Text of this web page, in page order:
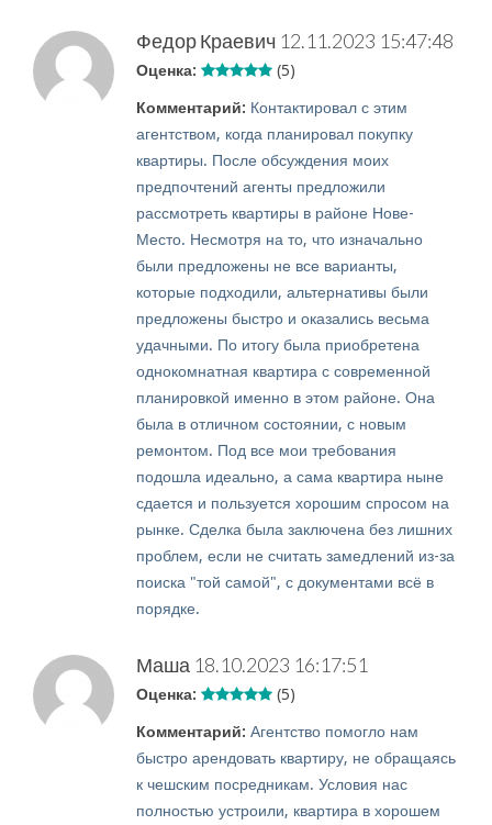
Федор Краевич 12.11.2023 15:47:48
Оценка: (5)
Комментарий: Контактировал с этим
агентством, когда планировал покупку
квартиры. После обсуждения моих
предпочтений агенты предложили
рассмотреть квартиры в районе Нове-
Место. Несмотря на то, что изначально
были предложены не все варианты,
которые подходили, альтернативы были
предложены быстро и оказались весьма
удачными. По итогу была приобретена
однокомнатная квартира с современной
планировкой именно в этом районе. Она
была в отличном состоянии, с новым
ремонтом. Под все мои требования
подошла идеально, а сама квартира ныне
сдается и пользуется хорошим спросом на
рынке. Сделка была заключена без лишних
проблем, если не считать замедлений из-за
поиска "той самой", с документами всё в
порядке.
Маша 18.10.2023 16:17:51
Оценка: (5)
Комментарий: Агентство помогло нам
быстро арендовать квартиру, не обращаясь
к чешским посредникам. Условия нас
полностью устроили, квартира в хорошем